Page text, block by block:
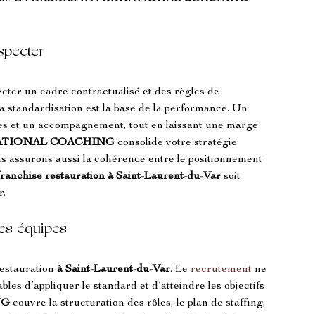
un cadre contractualisé et des règles de
est la base de la performance. Un
et un accompagnement, tout en laissant une marge
COACHING consolide votre stratégie
assurons aussi la cohérence entre le positionnement
restauration à Saint-Laurent-du-Var soit
équipes
à Saint-Laurent-du-Var. Le recrutement ne
d’appliquer le standard et d’atteindre les objectifs
couvre la structuration des rôles, le plan de staffing,